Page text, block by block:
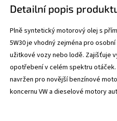
Detailní popis
Plně syntetický motorový olej s
5W30 je vhodný zejména pro
užitkové vozy nebo lodě. Zajišťuje
opotřebení v celém spektru otáček.
navržen pro novější benzínové
koncernu VW a dieselové motory